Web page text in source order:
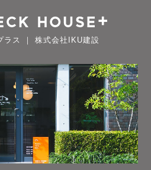
ラス ｜ 株式会社IKU建設